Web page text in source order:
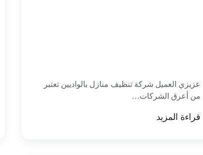
عزيزي العميل شركة تنظيف منازل بالواديين تعتبر
من أعرق الشركات…
قراءة المزيد